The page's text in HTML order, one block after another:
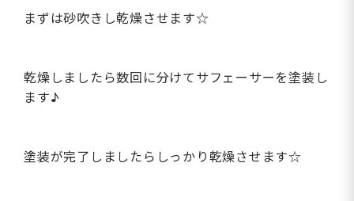
まずは砂吹きし乾燥させます☆
乾燥しましたら数回に分けてサフェーサーを塗装し
ます♪
塗装が完了しましたらしっかり乾燥させます☆